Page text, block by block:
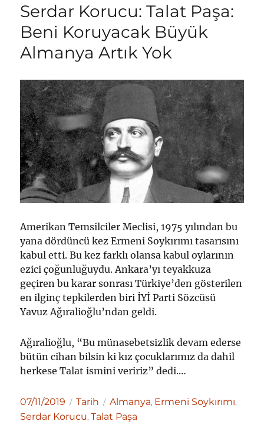
Serdar Korucu: Talat Paşa:
Beni Koruyacak Büyük
Almanya Artık Yok
Amerikan Temsilciler Meclisi, 1975 yılından bu
yana dördüncü kez Ermeni Soykırımı tasarısını
kabul etti. Bu kez farklı olansa kabul oylarının
ezici çoğunluğuydu. Ankara’yı teyakkuza
geçiren bu karar sonrası Türkiye’den gösterilen
en ilginç tepkilerden biri İYİ Parti Sözcüsü
Yavuz Ağıralioğlu’ndan geldi.
Ağıralioğlu, “Bu münasebetsizlik devam ederse
bütün cihan bilsin ki kız çocuklarımız da dahil
herkese Talat ismini veririz” dedi.…
Yayın
tarihi
07/11/2019 Kategoriler
Tarih Etiketler
Almanya, Ermeni Soykırımı,
Serdar Korucu,Talat Paşa